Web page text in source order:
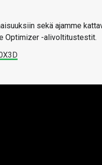
sekä ajamme
Optimizer -alivoltitustestit.